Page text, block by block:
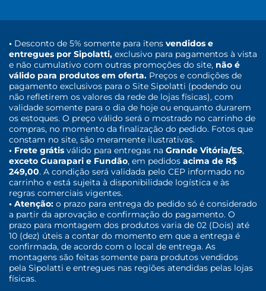
• Desconto de 5% somente para itens vendidos e
entregues por Sipolatti, exclusivo para pagamentos à vista
e não cumulativo com outras promoções do site, não é
válido para produtos em oferta. Preços e condições de
pagamento exclusivos para o Site Sipolatti (podendo ou
não refletirem os valores da rede de lojas físicas), com
validade somente para o dia de hoje ou enquanto durarem
os estoques. O preço válido será o mostrado no carrinho de
compras, no momento da finalização do pedido. Fotos que
constam no site, são meramente ilustrativas.
• Frete grátis válido para entregas na Grande Vitória/ES,
exceto Guarapari e Fundão, em pedidos acima de R$
249,00. A condição será validada pelo CEP informado no
carrinho e está sujeita à disponibilidade logística e às
regras comerciais vigentes.
• Atenção: o prazo para entrega do pedido só é considerado
a partir da aprovação e confirmação do pagamento. O
prazo para montagem dos produtos varia de 02 (Dois) até
10 (dez) úteis a contar do momento em que a entrega é
confirmada, de acordo com o local de entrega. As
montagens são feitas somente para produtos vendidos
pela Sipolatti e entregues nas regiões atendidas pelas lojas
físicas.